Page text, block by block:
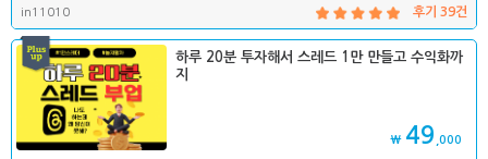
in11010 후기 39건
하루 20분 투자해서 스레드 1만 만들고 수익화까
지
₩ 49 ,000